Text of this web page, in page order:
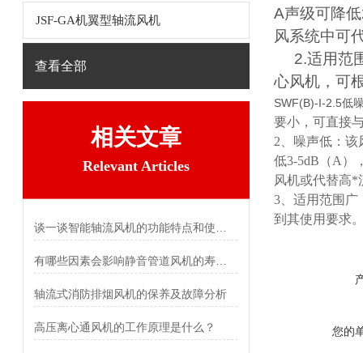
JSF-GA机翼型轴流风机
查看全部
相关文章
Relevant Articles
轴流式消防排烟风机的保养及故障分析
高压离心通风机的工作原理是什么？
A声级可降
风系统中可
2.适用范围
心风机，可
SWF(B)-I-2.5低
要小，可直接
2、噪声低：
低3-5dB（A）
风机或代替高*
3、适用范围广
到其使用要求
您的